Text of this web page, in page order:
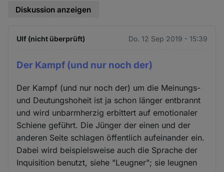
Diskussion anzeigen
Ulf (nicht überprüft) Do. 12 Sep 2019 - 15:39
Der Kampf (und nur noch der)
Der Kampf (und nur noch der) um die Meinungs-
und Deutungshoheit ist ja schon länger entbrannt
und wird unbarmherzig erbittert auf emotionaler
Schiene geführt. Die Jünger der einen und der
anderen Seite schlagen öffentlich aufeinander ein.
Dabei wird beispielsweise auch die Sprache der
Inquisition benutzt, siehe "Leugner"; sie leugnen